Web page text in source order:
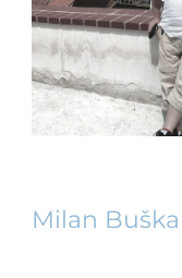
Milan Buška